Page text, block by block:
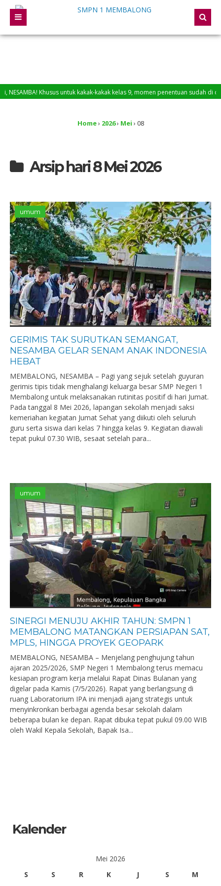
Khusus untuk kakak-kakak kelas 9, momen penentuan sudah di
SMP Negeri 1 Membalong
Home› 2026› Mei › 08
Arsip hari 8 Mei 2026
umum
GERIMIS TAK SURUTKAN SEMANGAT,
NESAMBA GELAR SENAM ANAK INDONESIA
HEBAT
MEMBALONG, NESAMBA – Pagi yang sejuk setelah guyuran
gerimis tipis tidak menghalangi keluarga besar SMP Negeri 1
Membalong untuk melaksanakan rutinitas positif di hari Jumat.
Pada tanggal 8 Mei 2026, lapangan sekolah menjadi saksi
kemeriahan kegiatan Jumat Sehat yang diikuti oleh seluruh
guru serta siswa dari kelas 7 hingga kelas 9. Kegiatan diawali
tepat pukul 07.30 WIB, sesaat setelah para...
umum
SINERGI MENUJU AKHIR TAHUN: SMPN 1
MEMBALONG MATANGKAN PERSIAPAN SAT,
MPLS, HINGGA PROYEK GEOPARK
MEMBALONG, NESAMBA – Menjelang penghujung tahun
ajaran 2025/2026, SMP Negeri 1 Membalong terus memacu
kesiapan program kerja melalui Rapat Dinas Bulanan yang
digelar pada Kamis (7/5/2026). Rapat yang berlangsung di
ruang Laboratorium IPA ini menjadi ajang strategis untuk
menyinkronkan berbagai agenda besar sekolah dalam
beberapa bulan ke depan. Rapat dibuka tepat pukul 09.00 WIB
oleh Wakil Kepala Sekolah, Bapak Isa...
Kalender
Mei 2026
S
S R K J S
M